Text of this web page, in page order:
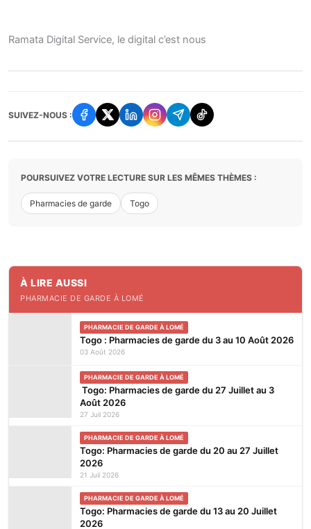
Ramata Digital Service, le digital c’est nous
SUIVEZ-NOUS :
POURSUIVEZ VOTRE LECTURE SUR LES MÊMES THÈMES :
Pharmacies de garde Togo
À LIRE AUSSI
PHARMACIE DE GARDE À LOMÉ
PHARMACIE DE GARDE À LOMÉ
Togo : Pharmacies de garde du 3 au 10 Août 2026
03 Août 2026
PHARMACIE DE GARDE À LOMÉ
Togo: Pharmacies de garde du 27 Juillet au 3
Août 2026
27 Juil 2026
PHARMACIE DE GARDE À LOMÉ
Togo: Pharmacies de garde du 20 au 27 Juillet
2026
21 Juil 2026
PHARMACIE DE GARDE À LOMÉ
Togo: Pharmacies de garde du 13 au 20 Juillet
2026